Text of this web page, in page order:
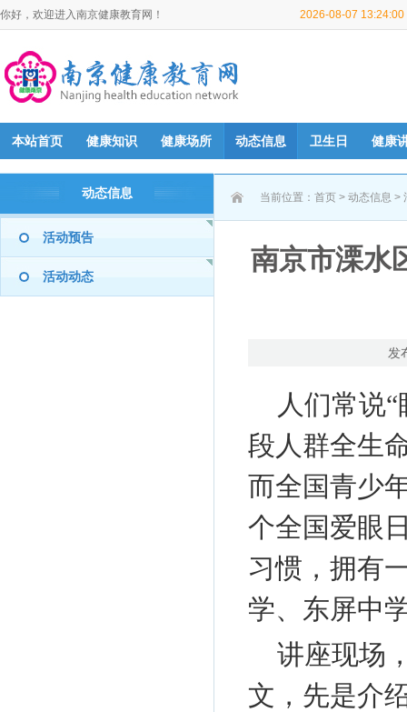
你好，欢迎进入南京健康教育网！ 2026-08-07 13:24:00
本站首页 健康知识 健康场所 动态信息 卫生日 健康
动态信息
活动预告
活动动态
当前位置： 首页 > 动态信息 >
南京市溧水
发
人们常说
段人群全生
而全国青少
个全国爱眼
习惯，拥有
学、东屏中
讲座现场
文，先是介